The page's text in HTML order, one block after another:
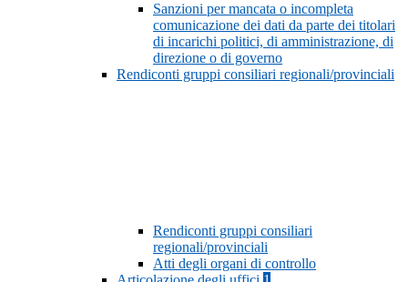
Sanzioni per mancata o incompleta
comunicazione dei dati da parte dei titolari
di incarichi politici, di amministrazione, di
direzione o di governo
Rendiconti gruppi consiliari regionali/provinciali
Rendiconti gruppi consiliari
regionali/provinciali
Atti degli organi di controllo